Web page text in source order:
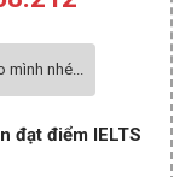
mình nhé...
đạt điểm IELTS